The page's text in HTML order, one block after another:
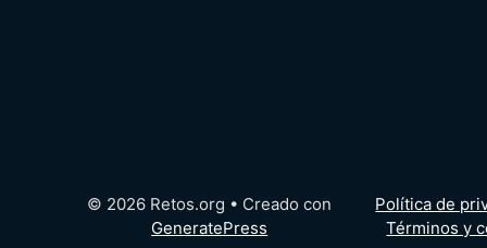
Política de
Términos y
© 2026 Retos.org • Creado con
GeneratePress